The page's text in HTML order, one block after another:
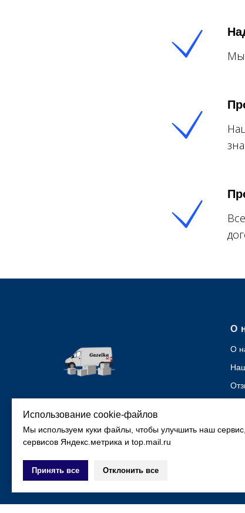
Мы
© 2026 Все права защищены
О
О
Использование cookie-файлов
Мы используем куки файлы, чтобы улучшить наш
сервисов Яндекс.метрика и top.mail.ru
Принять все Отклонить все